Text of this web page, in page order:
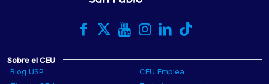
Sobre el CEU
Blog USP
CEU Emplea